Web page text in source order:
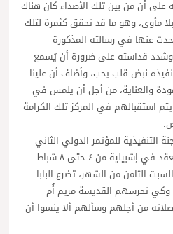
على أن من بين تلك الأصداء كان هناك
مأوى، وهو ما قد تحقق كثمرة لتلك
عنها في رسالته المذكورة
وشدد قداسته على ضرورة أن يُسمع
نبض قلب يحب، وأضاف أن علينا
والعناية، من أجل أن يلمس في
استقبالهم في المركز تلك الكرامة
التنفيذية للمؤتمر الدولي الثاني
للأخويات والتقوى الشعبية المنعقد في إشبيلية من ٤ حتى ٨ شباط
الثامن من الشهر، تضرع البابا
تحرسهم القديسة مريم أُم
من أجلهم وسألهم ألا ينسوا أن